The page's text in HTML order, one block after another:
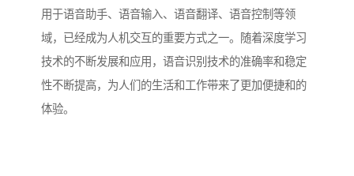
用于语音助手、语音输入、语音翻译、语音控制等领
域，已经成为人机交互的重要方式之一。随着深度学习
技术的不断发展和应用，语音识别技术的准确率和稳定
性不断提高，为人们的生活和工作带来了更加便捷和的
体验。